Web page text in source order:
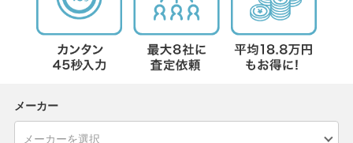
メーカー